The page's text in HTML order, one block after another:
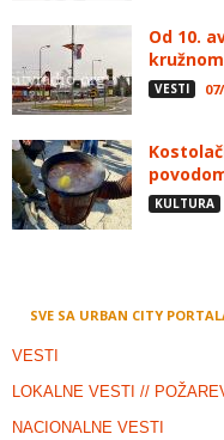
Od 10.
VESTI
KULTURA
SVE SA URBAN CITY
VESTI
LOKALNE VESTI //
NACIONALNE VESTI